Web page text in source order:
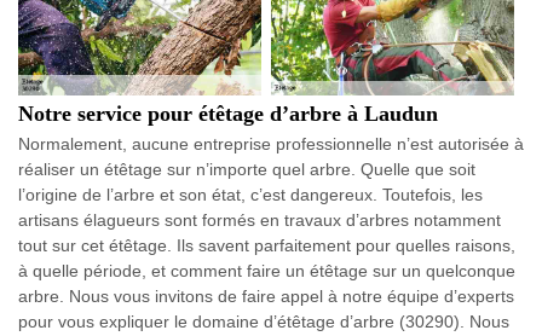
Notre service pour étêtage d’arbre à Laudun
Normalement, aucune entreprise professionnelle n’est autorisée à
réaliser un étêtage sur n’importe quel arbre. Quelle que soit
l’origine de l’arbre et son état, c’est dangereux. Toutefois, les
artisans élagueurs sont formés en travaux d’arbres notamment
tout sur cet étêtage. Ils savent parfaitement pour quelles raisons,
à quelle période, et comment faire un étêtage sur un quelconque
arbre. Nous vous invitons de faire appel à notre équipe d’experts
pour vous expliquer le domaine d’étêtage d’arbre (30290). Nous